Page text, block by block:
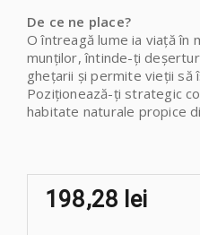
De ce ne place?
O întreagă lume ia viață în
munților, întinde-ți
ghețarii și permite vieții să
Poziționează-ți strategic
habitate naturale propice
198,28 lei